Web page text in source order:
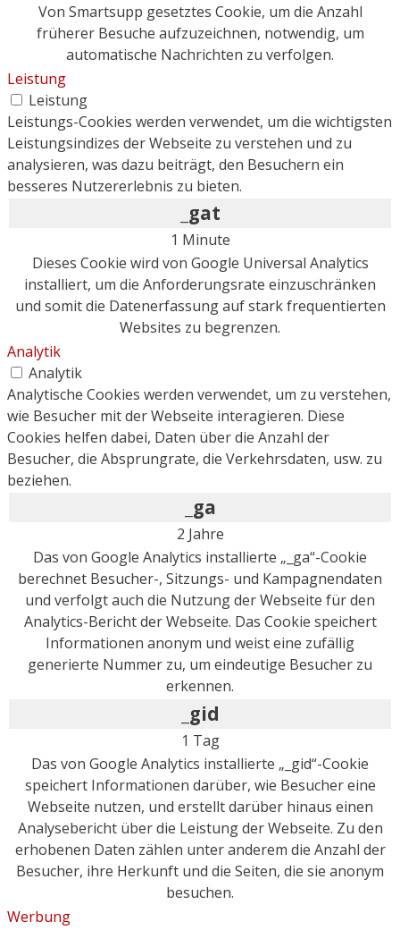
Von Smartsupp gesetztes Cookie, um die Anzahl
früherer Besuche aufzuzeichnen, notwendig, um
automatische Nachrichten zu verfolgen.
Leistung
Leistung
Leistungs-Cookies werden verwendet, um die wichtigsten
Leistungsindizes der Webseite zu verstehen und zu
analysieren, was dazu beiträgt, den Besuchern ein
besseres Nutzererlebnis zu bieten.
_gat
1 Minute
Dieses Cookie wird von Google Universal Analytics
installiert, um die Anforderungsrate einzuschränken
und somit die Datenerfassung auf stark frequentierten
Websites zu begrenzen.
Analytik
Analytik
Analytische Cookies werden verwendet, um zu verstehen,
wie Besucher mit der Webseite interagieren. Diese
Cookies helfen dabei, Daten über die Anzahl der
Besucher, die Absprungrate, die Verkehrsdaten, usw. zu
beziehen.
_ga
2 Jahre
Das von Google Analytics installierte „_ga“-Cookie
berechnet Besucher-, Sitzungs- und Kampagnendaten
und verfolgt auch die Nutzung der Webseite für den
Analytics-Bericht der Webseite. Das Cookie speichert
Informationen anonym und weist eine zufällig
generierte Nummer zu, um eindeutige Besucher zu
erkennen.
_gid
1 Tag
Das von Google Analytics installierte „_gid“-Cookie
speichert Informationen darüber, wie Besucher eine
Webseite nutzen, und erstellt darüber hinaus einen
Analysebericht über die Leistung der Webseite. Zu den
erhobenen Daten zählen unter anderem die Anzahl der
Besucher, ihre Herkunft und die Seiten, die sie anonym
besuchen.
Werbung